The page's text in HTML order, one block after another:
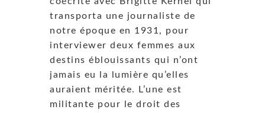
transporta une journaliste de
notre époque en 1931, pour
interviewer deux femmes aux
destins éblouissants qui n’ont
jamais eu la lumière qu’elles
auraient méritée. L’une est
militante pour le droit des